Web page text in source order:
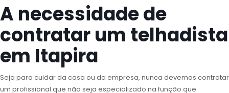
A necessidade de
contratar um telhadista
em Itapira
Seja para cuidar da casa ou da empresa, nunca devemos contratar
um profissional que não seja especializado na função que